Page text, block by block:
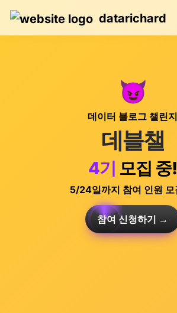
datarichard
😈
데이터 블로그 챌린지
데블챌
4기 모집 중!
5/24일까지 참여 인원 모
참여 신청하기 →